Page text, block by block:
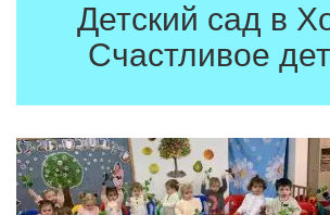
Детский сад в
Счастливое